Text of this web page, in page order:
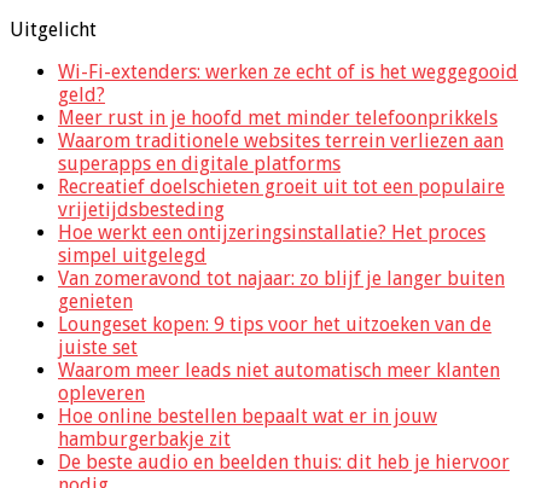
Uitgelicht
Wi-Fi-extenders: werken ze echt of is het weggegooid
geld?
Meer rust in je hoofd met minder telefoonprikkels
Waarom traditionele websites terrein verliezen aan
superapps en digitale platforms
Recreatief doelschieten groeit uit tot een populaire
vrijetijdsbesteding
Hoe werkt een ontijzeringsinstallatie? Het proces
simpel uitgelegd
Van zomeravond tot najaar: zo blijf je langer buiten
genieten
Loungeset kopen: 9 tips voor het uitzoeken van de
juiste set
Waarom meer leads niet automatisch meer klanten
opleveren
Hoe online bestellen bepaalt wat er in jouw
hamburgerbakje zit
De beste audio en beelden thuis: dit heb je hiervoor